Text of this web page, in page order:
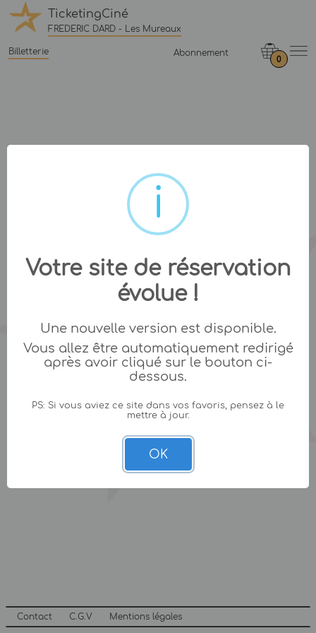
TicketingCiné
FREDERIC DARD - Les Mureaux
Billetterie Abonnement
0
Contact C.G.V Mentions légales
Votre site de réservation
évolue !
Une nouvelle version est disponible.
Vous allez être automatiquement redirigé
après avoir cliqué sur le bouton ci-
dessous.
PS: Si vous aviez ce site dans vos favoris, pensez à le
mettre à jour.
OK